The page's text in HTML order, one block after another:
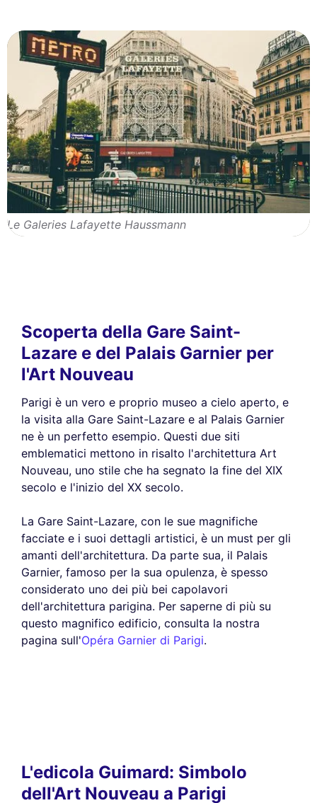
Le Galeries Lafayette Haussmann
Scoperta della Gare Saint-
Lazare e del Palais Garnier per
l'Art Nouveau
Parigi è un vero e proprio museo a cielo aperto, e
la visita alla Gare Saint-Lazare e al Palais Garnier
ne è un perfetto esempio. Questi due siti
emblematici mettono in risalto l'architettura Art
Nouveau, uno stile che ha segnato la fine del XIX
secolo e l'inizio del XX secolo.
La Gare Saint-Lazare, con le sue magnifiche
facciate e i suoi dettagli artistici, è un must per gli
amanti dell'architettura. Da parte sua, il Palais
Garnier, famoso per la sua opulenza, è spesso
considerato uno dei più bei capolavori
dell'architettura parigina. Per saperne di più su
questo magnifico edificio, consulta la nostra
pagina sull'Opéra Garnier di Parigi.
L'edicola Guimard: Simbolo
dell'Art Nouveau a Parigi